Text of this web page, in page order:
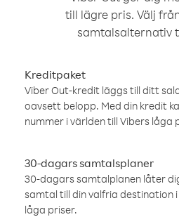
till lägre pris. Välj
samtalsalternativ
Kreditpaket
Viber Out-kredit läggs till ditt
oavsett belopp. Med din kredit
nummer i världen till Vibers låga
30-dagars samtalsplaner
30-dagars samtalplanen låter
samtal till din valfria destination
låga priser.